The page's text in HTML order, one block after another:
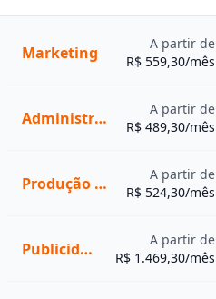
culturais e históricas
uma grade prevista de
certa para você,
não
3 anos, com foco prático
uma formação ampla
Marketing
A partir de
R$ 559,30/mês
Administração
A partir de
R$ 489,30/mês
Produção Publicitária
A partir de
R$ 524,30/mês
Publicidade e Propaganda
A partir de
R$ 1.469,30/mês